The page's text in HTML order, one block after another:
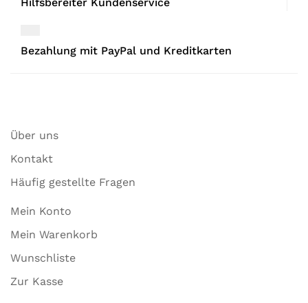
Bezahlung mit PayPal und Kreditkarten
Über uns
Kontakt
Häufig gestellte Fragen
Mein Konto
Mein Warenkorb
Wunschliste
Zur Kasse